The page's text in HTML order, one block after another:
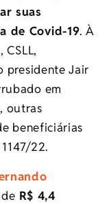
suas
de Covid-19. À
presidente Jair
em
outras
beneficiárias
22.
R$ 4,4